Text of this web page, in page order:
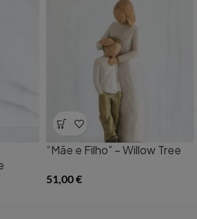
“Mãe e Filho” – Willow Tree
51,00€